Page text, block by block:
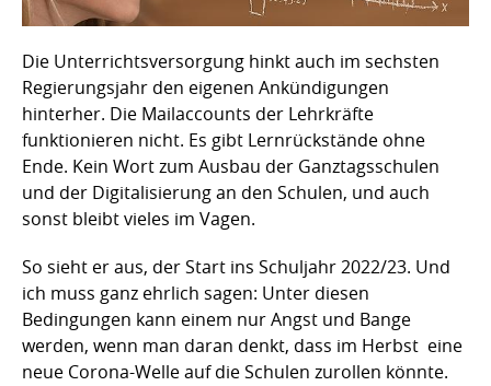
Die Unterrichtsversorgung hinkt auch im sechsten
Regierungsjahr den eigenen Ankündigungen
hinterher. Die Mailaccounts der Lehrkräfte
funktionieren nicht. Es gibt Lernrückstände ohne
Ende. Kein Wort zum Ausbau der Ganztagsschulen
und der Digitalisierung an den Schulen, und auch
sonst bleibt vieles im Vagen.
So sieht er aus, der Start ins Schuljahr 2022/23. Und
ich muss ganz ehrlich sagen: Unter diesen
Bedingungen kann einem nur Angst und Bange
werden, wenn man daran denkt, dass im Herbst eine
neue Corona-Welle auf die Schulen zurollen könnte.